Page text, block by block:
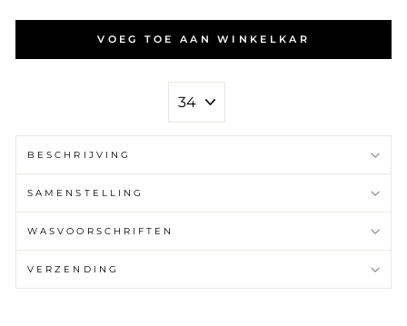
VOEG TOE AAN WINKELKAR
BESCHRIJVING
SAMENSTELLING
WASVOORSCHRIFTEN
VERZENDING